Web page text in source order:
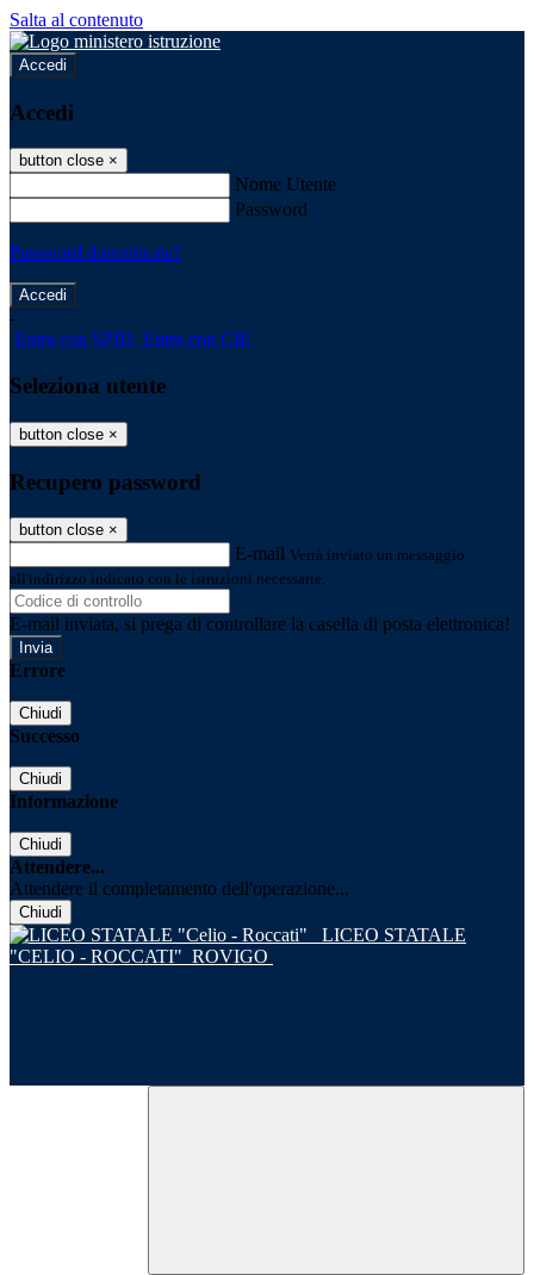
Salta al contenuto
Accedi
Accedi
button close ×
Nome Utente
Password
Password dimenticata?
-
Entra con SPID Entra con CIE
Seleziona utente
button close ×
Recupero password
button close ×
E-mail Verrà inviato un messaggio
all'indirizzo indicato con le istruzioni necessarie.
E-mail inviata, si prega di controllare la casella di posta elettronica!
Errore
Chiudi
Successo
Chiudi
Informazione
Chiudi
Attendere...
Attendere il completamento dell'operazione...
Chiudi
LICEO STATALE
"CELIO - ROCCATI" ROVIGO